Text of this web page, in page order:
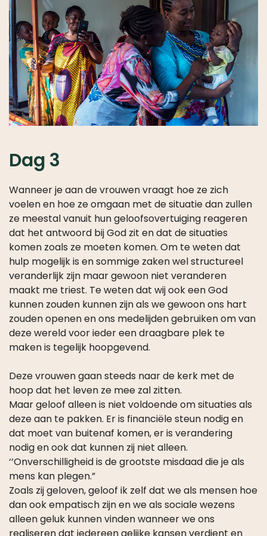
Wanneer je aan de vrouwen vraagt hoe ze zich
voelen en hoe ze omgaan met de situatie dan zullen
ze meestal vanuit hun geloofsovertuiging reageren
dat het antwoord bij God zit en dat de situaties
komen zoals ze moeten komen. Om te weten dat
hulp mogelijk is en sommige zaken wel structureel
veranderlijk zijn maar gewoon niet veranderen
maakt me triest. Te weten dat wij ook een God
kunnen zouden kunnen zijn als we gewoon ons hart
zouden openen en ons medelijden gebruiken om van
deze wereld voor ieder een draagbare plek te
maken is tegelijk hoopgevend.
hoop dat het leven ze mee zal zitten.
Maar geloof alleen is niet voldoende om situaties als
deze aan te pakken. Er is financiële steun nodig en
dat moet van buitenaf komen, er is verandering
nodig en ook dat kunnen zij niet alleen.
‘’Onverschilligheid is de grootste misdaad die je als
mens kan plegen.”
Zoals zij geloven, geloof ik zelf dat we als mensen hoe
dan ook empatisch zijn en we als sociale wezens
alleen geluk kunnen vinden wanneer we ons
realiseren dat iedereen gelijke kansen verdient en
we die collectief trachten te bereiken.